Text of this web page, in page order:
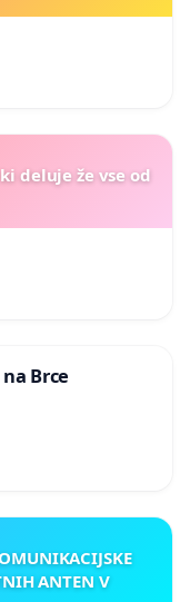
deluje že vse od
Brce
ANTEN V